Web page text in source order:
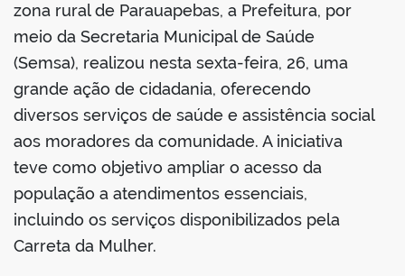
zona rural de Parauapebas, a Prefeitura, por
meio da Secretaria Municipal de Saúde
(Semsa), realizou nesta sexta-feira, 26, uma
grande ação de cidadania, oferecendo
diversos serviços de saúde e assistência social
aos moradores da comunidade. A iniciativa
teve como objetivo ampliar o acesso da
população a atendimentos essenciais,
incluindo os serviços disponibilizados pela
Carreta da Mulher.